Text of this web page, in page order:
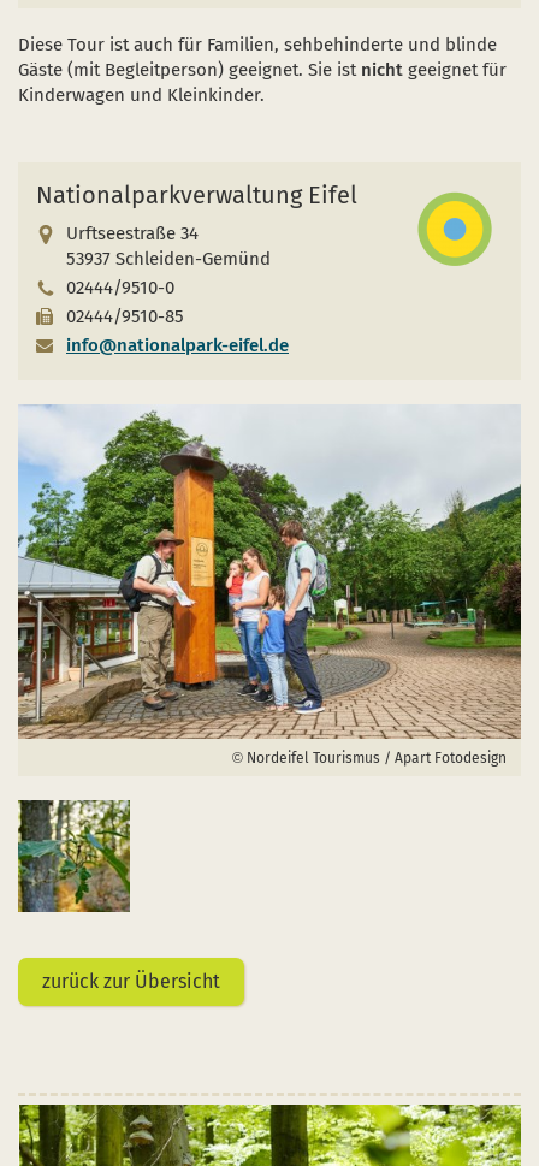
Diese Tour ist auch für Familien, sehbehinderte und blinde
Gäste (mit Begleitperson) geeignet. Sie ist nicht geeignet für
Kinderwagen und Kleinkinder.
Nationalparkverwaltung Eifel
Urftseestraße 34
53937 Schleiden-Gemünd
02444/9510-0
02444/9510-85
info@nationalpark-eifel.de
Nordeifel Tourismus / Apart Fotodesign
zurück zur Übersicht